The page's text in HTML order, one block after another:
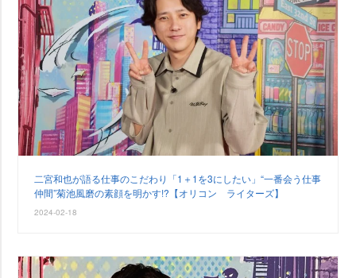
二宮和也が語る仕事のこだわり「1＋1を3にしたい」“一番会う仕事
仲間”菊池風磨の素顔を明かす!?【オリコン ライターズ】
2024-02-18